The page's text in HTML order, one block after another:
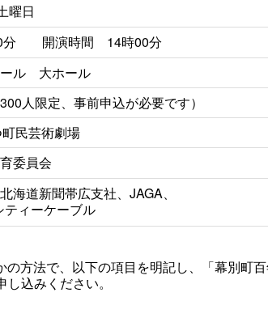
曜日
分 開演時間 14時00分
ール 大ホール
人限定、事前申込が必要です）
民芸術劇場
委員会
海道新聞帯広支社、JAGA、
ティーケーブル
で、以下の項目を明記し、「幕別町百
込みください。